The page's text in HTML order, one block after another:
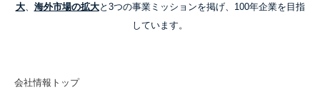
大、 海外市場の拡大と 3つの事業ミッションを掲げ、100年企業を目指
しています。
会社情報トップ